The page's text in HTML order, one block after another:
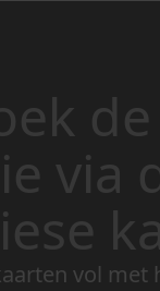
de
via
vol met